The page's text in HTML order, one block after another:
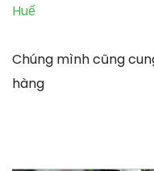
Huế
Chúng mình cũng
hàng